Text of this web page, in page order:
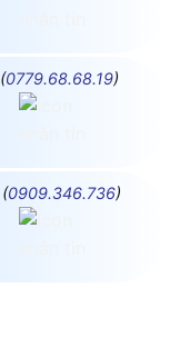
(0779.68.68.19)
(0909.346.736)